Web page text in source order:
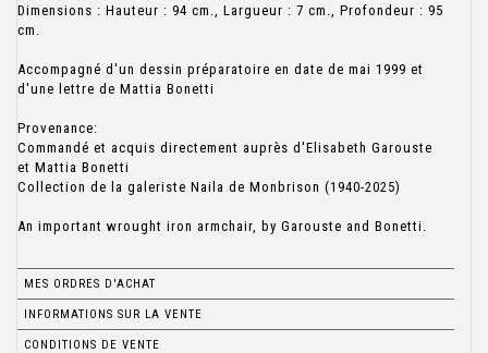
Dimensions : Hauteur : 94 cm., Largueur : 7 cm., Profondeur : 95
cm.
Accompagné d'un dessin préparatoire en date de mai 1999 et
d'une lettre de Mattia Bonetti
Provenance:
Commandé et acquis directement auprès d'Elisabeth Garouste
et Mattia Bonetti
Collection de la galeriste Naila de Monbrison (1940-2025)
An important wrought iron armchair, by Garouste and Bonetti.
MES ORDRES D'ACHAT
INFORMATIONS SUR LA VENTE
CONDITIONS DE VENTE